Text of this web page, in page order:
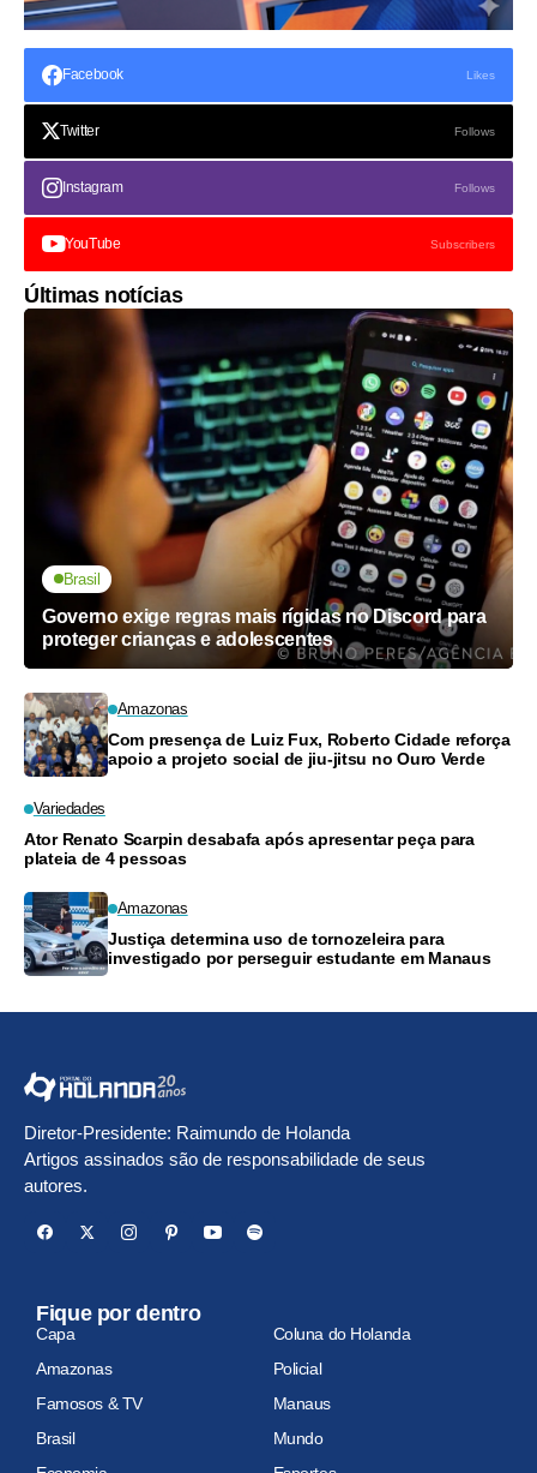
Facebook Likes
Twitter Follows
Instagram Follows
YouTube Subscribers
Últimas notícias
Brasil
Governo exige regras mais rígidas no Discord para
proteger crianças e adolescentes
Amazonas
Com presença de Luiz Fux, Roberto Cidade reforça
apoio a projeto social de jiu-jitsu no Ouro Verde
Variedades
Ator Renato Scarpin desabafa após apresentar peça para
plateia de 4 pessoas
Amazonas
Justiça determina uso de tornozeleira para
investigado por perseguir estudante em Manaus
Diretor-Presidente: Raimundo de Holanda
Artigos assinados são de responsabilidade de seus
autores.
Fique por dentro
Capa
Coluna do Holanda
Amazonas
Policial
Famosos & TV
Manaus
Brasil
Mundo